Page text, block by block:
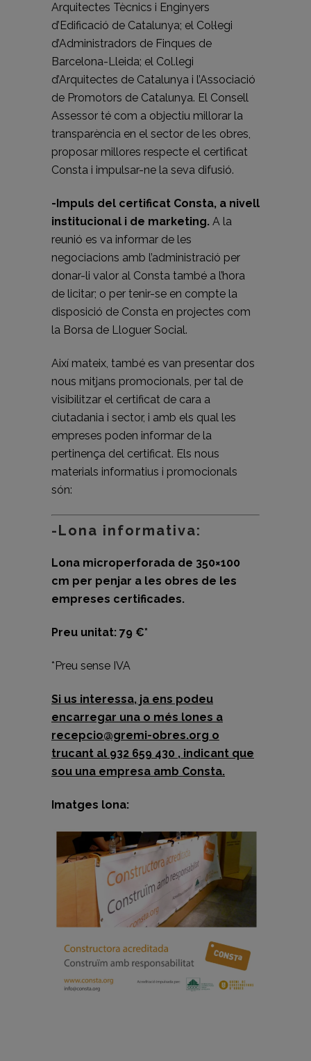
Arquitectes Tècnics i Enginyers
d’Edificació de Catalunya; el Col·legi
d’Administradors de Finques de
Barcelona-Lleida; el Col.legi
d’Arquitectes de Catalunya i l’Associació
de Promotors de Catalunya. El Consell
Assessor té com a objectiu millorar la
transparència en el sector de les obres,
proposar millores respecte el certificat
Consta i impulsar-ne la seva difusió.
-Impuls del certificat Consta, a nivell
institucional i de marketing. A la
reunió es va informar de les
negociacions amb l’administració per
donar-li valor al Consta també a l’hora
de licitar; o per tenir-se en compte la
disposició de Consta en projectes com
la Borsa de Lloguer Social.
Així mateix, també es van presentar dos
nous mitjans promocionals, per tal de
visibilitzar el certificat de cara a
ciutadania i sector, i amb els qual les
empreses poden informar de la
pertinença del certificat. Els nous
materials informatius i promocionals
són:
-Lona informativa:
Lona microperforada de 350×100
cm per penjar a les obres de les
empreses certificades.
Preu unitat: 79 €*
*Preu sense IVA
Si us interessa, ja ens podeu
encarregar una o més lones a
recepcio@gremi-obres.org o
trucant al 932 659 430 , indicant que
sou una empresa amb Consta.
Imatges lona: